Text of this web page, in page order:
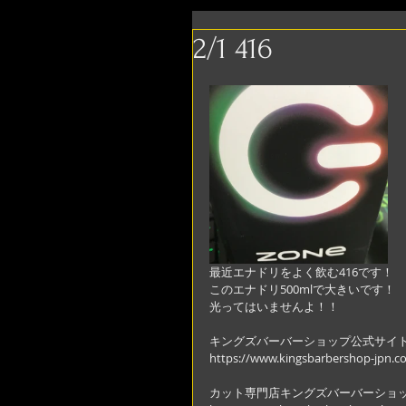
2/1 416
最近エナドリをよく飲む416です！
このエナドリ500mlで大きいです！
光ってはいませんよ！！
キングズバーバーショップ公式サイト
https://www.kingsbarbershop-
カット専門店キングズバーバーショ